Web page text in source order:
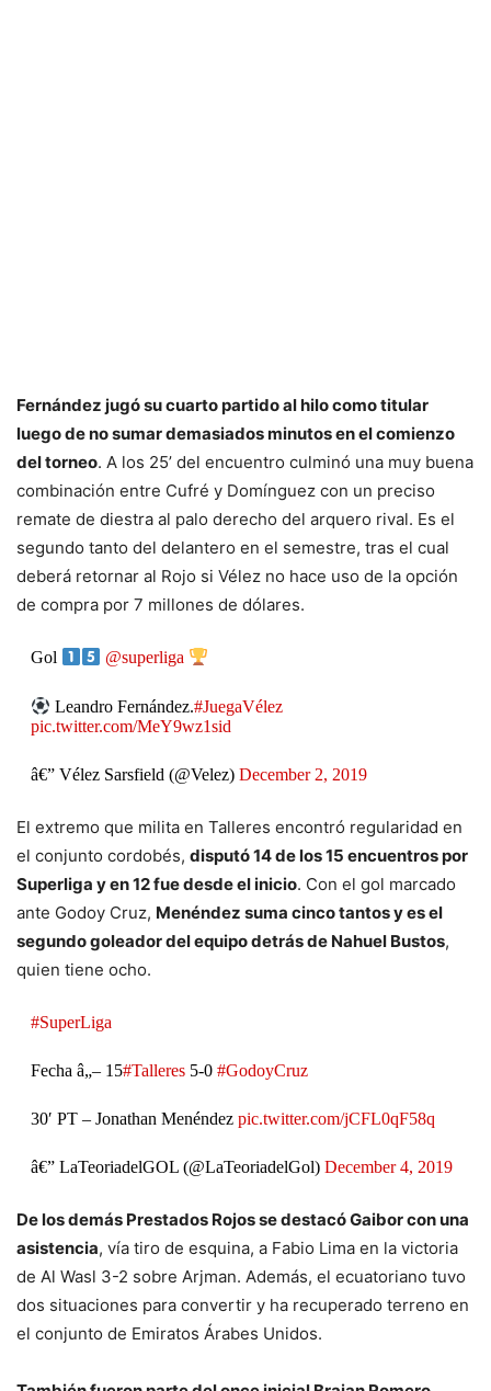
Fernández jugó su cuarto partido al hilo como titular
luego de no sumar demasiados minutos en el comienzo
del torneo. A los 25’ del encuentro culminó una muy buena
combinación entre Cufré y Domínguez con un preciso
remate de diestra al palo derecho del arquero rival. Es el
segundo tanto del delantero en el semestre, tras el cual
deberá retornar al Rojo si Vélez no hace uso de la opción
de compra por 7 millones de dólares.
Gol @superliga
Leandro Fernández.#JuegaVélez
pic.twitter.com/MeY9wz1sid
â€” Vélez Sarsfield (@Velez) December 2, 2019
El extremo que milita en Talleres encontró regularidad en
el conjunto cordobés, disputó 14 de los 15 encuentros por
Superliga y en 12 fue desde el inicio. Con el gol marcado
ante Godoy Cruz, Menéndez suma cinco tantos y es el
segundo goleador del equipo detrás de Nahuel Bustos,
quien tiene ocho.
#SuperLiga
Fecha â„– 15#Talleres5-0 #GodoyCruz
30′ PT – Jonathan Menéndez pic.twitter.com/jCFL0qF58q
â€” LaTeoriadelGOL (@LaTeoriadelGol) December 4, 2019
De los demás Prestados Rojos se destacó Gaibor con una
asistencia, vía tiro de esquina, a Fabio Lima en la victoria
de Al Wasl 3-2 sobre Arjman. Además, el ecuatoriano tuvo
dos situaciones para convertir y ha recuperado terreno en
el conjunto de Emiratos Árabes Unidos.